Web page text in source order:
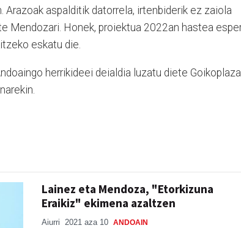
aspalditik datorrela, irtenbiderik ez zaiola
Mendozari. Honek, proiektua 2022an hastea
eskatu die.
herrikideei deialdia luzatu diete
Lainez eta Mendoza, "Etorkizuna
Eraikiz" ekimena azaltzen
Aiurri 2021 aza 10 ANDOAIN